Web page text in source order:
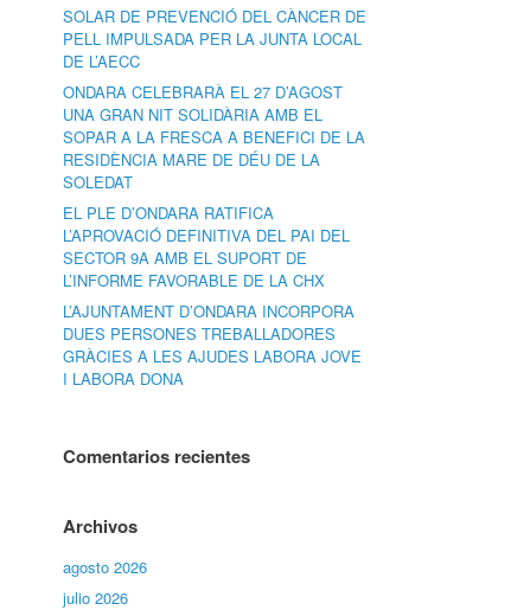
SOLAR DE PREVENCIÓ DEL CÀNCER DE
PELL IMPULSADA PER LA JUNTA LOCAL
DE L’AECC
ONDARA CELEBRARÀ EL 27 D’AGOST
UNA GRAN NIT SOLIDÀRIA AMB EL
SOPAR A LA FRESCA A BENEFICI DE LA
RESIDÈNCIA MARE DE DÉU DE LA
SOLEDAT
EL PLE D’ONDARA RATIFICA
L’APROVACIÓ DEFINITIVA DEL PAI DEL
SECTOR 9A AMB EL SUPORT DE
L’INFORME FAVORABLE DE LA CHX
L’AJUNTAMENT D’ONDARA INCORPORA
DUES PERSONES TREBALLADORES
GRÀCIES A LES AJUDES LABORA JOVE
I LABORA DONA
Comentarios recientes
Archivos
agosto 2026
julio 2026